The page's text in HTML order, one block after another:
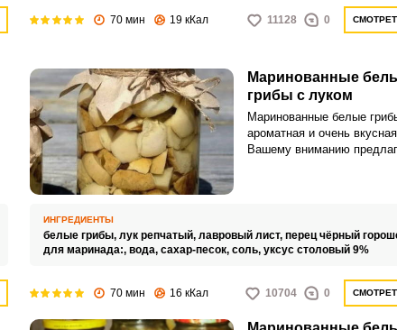
70 мин 19 кКал 11128 0
Маринованные
грибы с луком
Маринованные белые
ароматная и очень
Вашему вниманию
ИНГРЕДИЕНТЫ
белые грибы, лук репчатый, лавровый лист, перец чёрный
для маринада:, вода, сахар-песок, соль, уксус столовый 9%
70 мин 16 кКал 10704 0